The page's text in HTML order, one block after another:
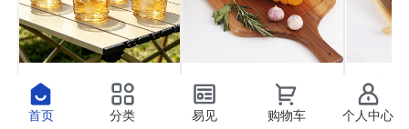
PET果切杯11
￥0.41
PP气调托盒22
￥0.37
PP高
￥
首页 分类 易见 购物车 个人中心